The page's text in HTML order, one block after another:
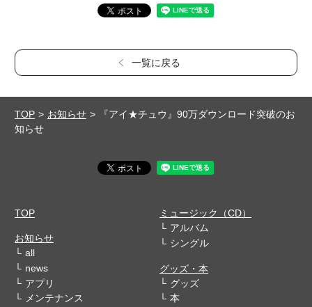
一覧に戻る
TOP お知らせ
『アイ★チュウ』90万ダウンロード突破のお
知らせ
TOP
お知らせ
all
news
アプリ
メンテナンス
ミュージック（CD）
アルバム
シングル
グッズ・本
グッズ
本